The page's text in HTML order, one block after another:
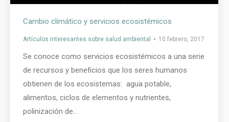
Cambio climático y servicios ecosistémicos
Artículos interesantes sobre salud ambiental 10 febrero, 2017
Se conoce como servicios ecosistémicos a una serie
de recursos y beneficios que los seres humanos
obtienen de los ecosistemas: agua potable,
alimentos, ciclos de elementos y nutrientes,
polinización de…